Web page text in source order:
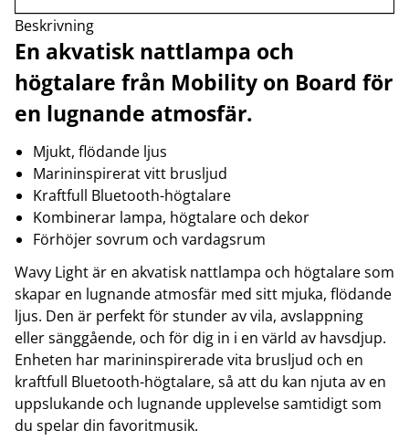
Beskrivning
En akvatisk nattlampa och
högtalare från Mobility on Board för
en lugnande atmosfär.
Mjukt, flödande ljus
Marininspirerat vitt brusljud
Kraftfull Bluetooth-högtalare
Kombinerar lampa, högtalare och dekor
Förhöjer sovrum och vardagsrum
Wavy Light är en akvatisk nattlampa och högtalare som
skapar en lugnande atmosfär med sitt mjuka, flödande
ljus. Den är perfekt för stunder av vila, avslappning
eller sänggående, och för dig in i en värld av havsdjup.
Enheten har marininspirerade vita brusljud och en
kraftfull Bluetooth-högtalare, så att du kan njuta av en
uppslukande och lugnande upplevelse samtidigt som
du spelar din favoritmusik.